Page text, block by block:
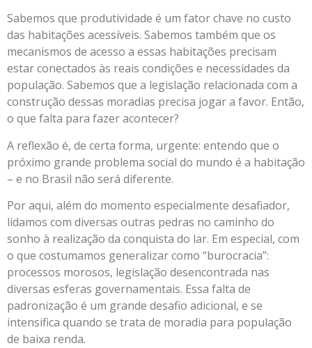
Sabemos que produtividade é um fator chave no custo
das habitações acessíveis. Sabemos também que os
mecanismos de acesso a essas habitações precisam
estar conectados às reais condições e necessidades da
população. Sabemos que a legislação relacionada com a
construção dessas moradias precisa jogar a favor. Então,
o que falta para fazer acontecer?
A reflexão é, de certa forma, urgente: entendo que o
próximo grande problema social do mundo é a habitação
– e no Brasil não será diferente.
Por aqui, além do momento especialmente desafiador,
lidamos com diversas outras pedras no caminho do
sonho à realização da conquista do lar. Em especial, com
o que costumamos generalizar como “burocracia”:
processos morosos, legislação desencontrada nas
diversas esferas governamentais. Essa falta de
padronização é um grande desafio adicional, e se
intensifica quando se trata de moradia para população
de baixa renda.